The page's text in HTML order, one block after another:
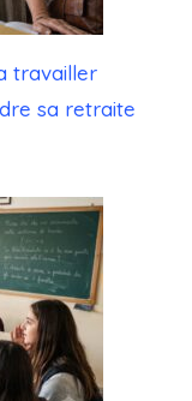
travailler
sa retraite